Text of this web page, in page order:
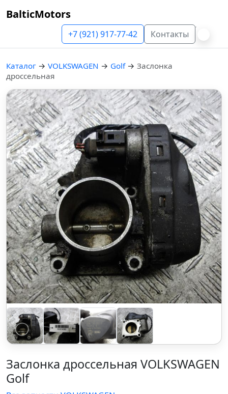
BalticMotors
+7 (921) 917-77-42 Контакты
Каталог → VOLKSWAGEN → Golf → Заслонка
дроссельная
Заслонка дроссельная VOLKSWAGEN
Golf